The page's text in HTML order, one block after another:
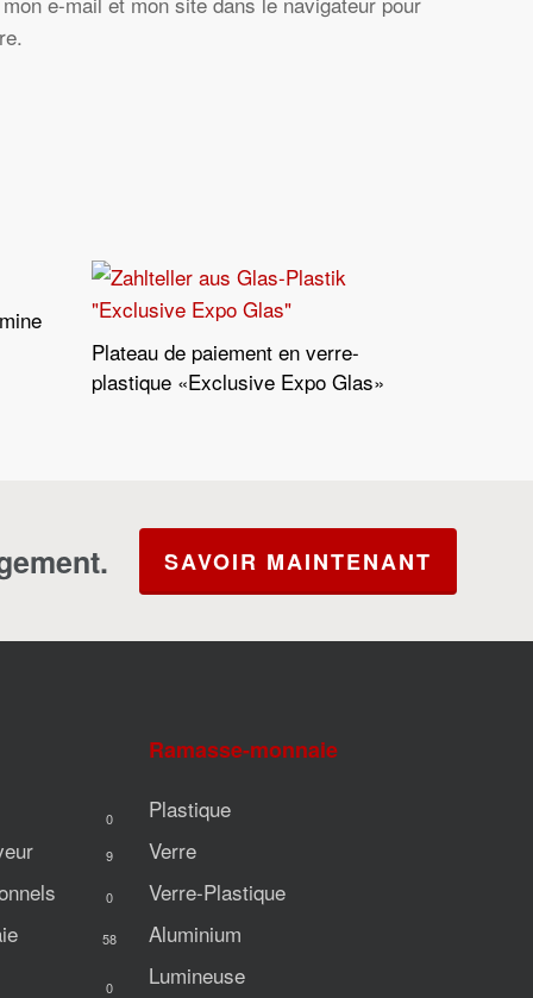
Lire La Suite
Plateau de paiement en verre-
plastique «Exclusive Expo Glas»
SAVOIR MAINTENANT
0
9
0
58
0
Ramasse-monnaie
Plastique
Verre
Verre-Plastique
Aluminium
Lumineuse